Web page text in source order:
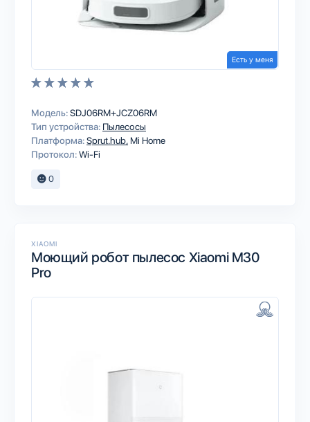
Есть у меня
Модель:SDJ06RM+JCZ06RM
Тип устройства: Пылесосы
Платформа:Sprut.hub Mi Home
Протокол:Wi-Fi
0
XIAOMI
Моющий робот пылесос Xiaomi M30
Pro